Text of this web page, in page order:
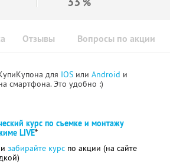
Отзывы Вопросы по акции
для IOS или Android и
смартфона. Это удобно :)
курс по съемке и монтажу
LIVE*
забирайте курс по акции (на сайте